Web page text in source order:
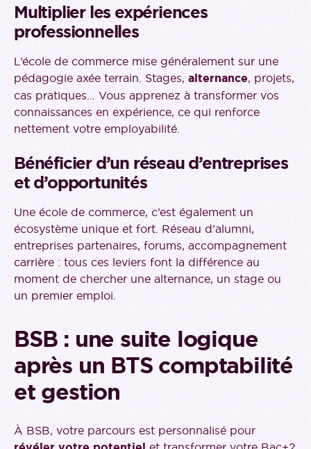
Multiplier les expériences
professionnelles
L’école de commerce mise généralement sur une
pédagogie axée terrain. Stages, alternance, projets,
cas pratiques… Vous apprenez à transformer vos
connaissances en expérience, ce qui renforce
nettement votre employabilité.
Bénéficier d’un réseau d’entreprises
et d’opportunités
Une école de commerce, c’est également un
écosystème unique et fort. Réseau d’alumni,
entreprises partenaires, forums, accompagnement
carrière : tous ces leviers font la différence au
moment de chercher une alternance, un stage ou
un premier emploi.
BSB : une suite logique
après un BTS comptabilité
et gestion
À BSB, votre parcours est personnalisé pour